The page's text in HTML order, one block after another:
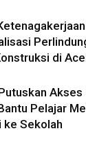
di
Pelajar
ke Sekolah